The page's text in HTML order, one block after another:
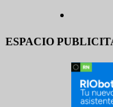
ESPACIO